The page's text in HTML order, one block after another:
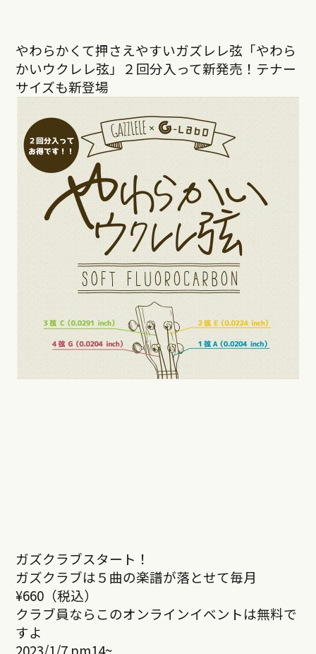
やわらかくて押さえやすいガズレレ弦「やわら
かいウクレレ弦」２回分入って新発売！テナー
サイズも新登場
ガズクラブスタート！
ガズクラブは５曲の楽譜が落とせて毎月
¥660（税込）
クラブ員ならこのオンラインイベントは無料で
すよ